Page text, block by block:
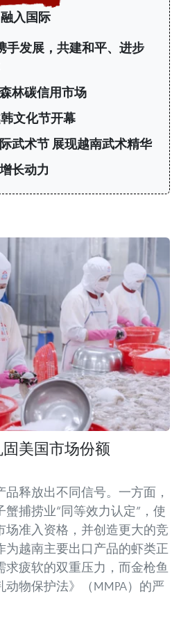
融入国际
手发展，共建和平、进步
林碳信用市场
文化节开幕
武术节 展现越南武术精华
长动力
美国市场份额
释放出不同信号。一方面，
捕捞业“同等效力认定”，使
场准入资格，并创造更大的竞
为越南主要出口产品的虾类正
疲软的双重压力，而金枪鱼
物保护法》（MMPA）的严